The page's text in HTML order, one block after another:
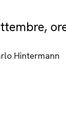
Hintermann